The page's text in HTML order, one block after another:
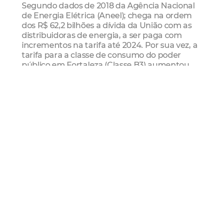
Segundo dados de 2018 da Agência Nacional
de Energia Elétrica (Aneel); chega na ordem
dos R$ 62,2 bilhões a dívida da União com as
distribuidoras de energia, a ser paga com
incrementos na tarifa até 2024. Por sua vez, a
tarifa para a classe de consumo do poder
público em Fortaleza (Classe B3) aumentou